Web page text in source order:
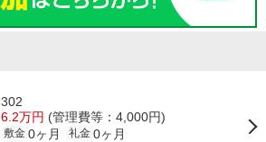
302
6.2万円 (管理費等：4,000円)
敷金 0ヶ月 礼金 0ヶ月